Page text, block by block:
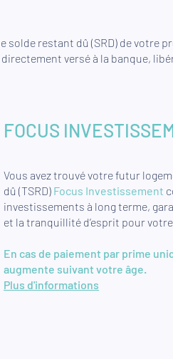
solde restant dû (SRD) de votre
versé à la banque,
FOCUS
Vous avez trouvé votre futur
dû (TSRD) Focus Investissement
investissements à long terme,
et la tranquillité d’esprit pour
En cas de paiement par prime
augmente suivant votre âge.
Plus d'informations